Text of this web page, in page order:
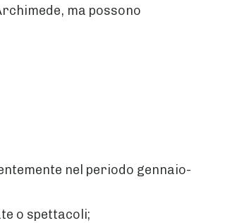
ma possono
nel periodo gennaio-
o spettacoli;